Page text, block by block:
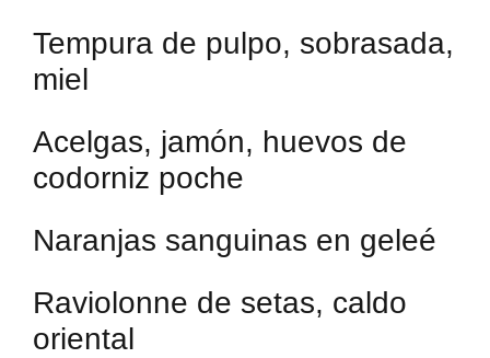
Tempura de pulpo, sobrasada,
miel
Acelgas, jamón, huevos de
codorniz poche
Naranjas sanguinas en geleé
Raviolonne de setas, caldo
oriental